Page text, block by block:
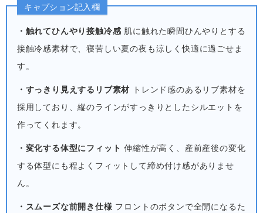
キャプション記入欄
・触れてひんやり接触冷感 肌に触れた瞬間ひんやりとする
接触冷感素材で、寝苦しい夏の夜も涼しく快適に過ごせま
す。
・すっきり見えするリブ素材 トレンド感のあるリブ素材を
採用しており、縦のラインがすっきりとしたシルエットを
作ってくれます。
・変化する体型にフィット 伸縮性が高く、産前産後の変化
する体型にも程よくフィットして締め付け感がありませ
ん。
・スムーズな前開き仕様 フロントのボタンで全開になるた